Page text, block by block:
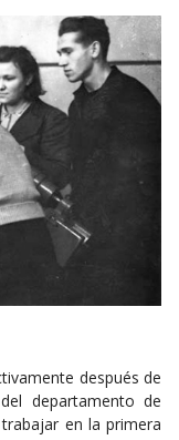
después de
departamento de
en la primera